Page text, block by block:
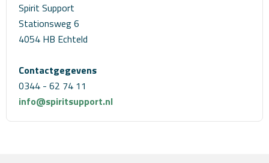
Spirit Support
Stationsweg 6
4054 HB Echteld
Contactgegevens
0344 - 62 74 11
info@spiritsupport.nl